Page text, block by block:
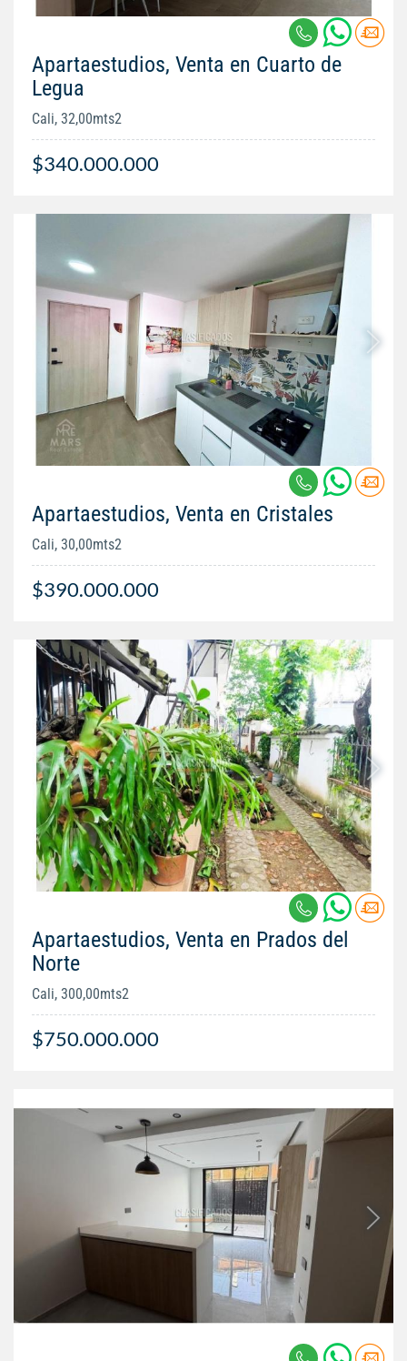
Apartaestudios, Venta en Cuarto de
Legua
Cali, 32,00mts2
$340.000.000
Apartaestudios, Venta en Cristales
Cali, 30,00mts2
$390.000.000
Apartaestudios, Venta en Prados del
Norte
Cali, 300,00mts2
$750.000.000